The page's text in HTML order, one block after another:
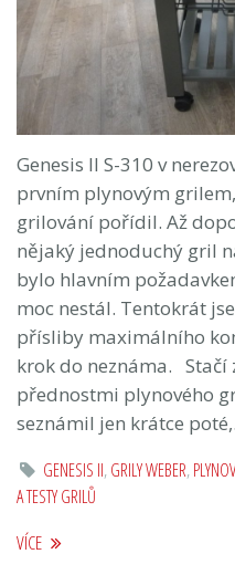
Genesis II S-310 v
prvním plynovým
grilování pořídil. Až
nějaký jednoduchý gril
bylo hlavním
moc nestál. Tentokrát
přísliby maximálního
krok do neznáma. Stačí
přednostmi plynového
seznámil jen krátce
GENESIS II,GRILY WEBER,
A TESTY GRILŮ
VÍCE